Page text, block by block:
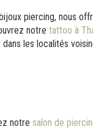
piercing, nous
notre tattoo à
les localités
notre salon de